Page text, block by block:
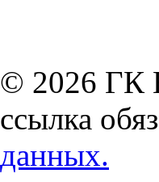
© 2026 ГК
ссылка
данных.